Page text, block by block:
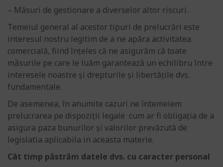
– Măsuri de gestionare a diverselor altor riscuri.
Temeiul general al acestor tipuri de prelucrări este
interesul nostru legitim de a ne apăra activitatea
comercială, fiind înțeles că ne asigurăm că toate
măsurile pe care le luăm garantează un echilibru între
interesele noastre și drepturile și libertățile dvs.
fundamentale.
De asemenea, în anumite cazuri ne întemeiem
prelucrarea pe dispoziții legale cum ar fi obligația de a
asigura paza bunurilor și valorilor prevăzută de
legislatia aplicabila in aceasta materie.
Cât timp păstrăm datele dvs. cu caracter personal